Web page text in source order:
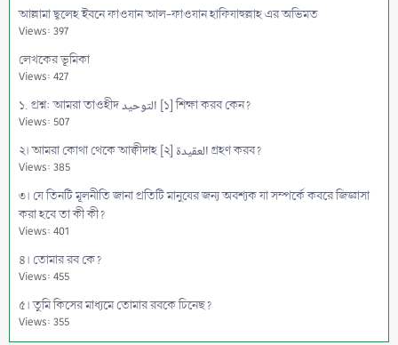
আল্লামা ছ্বলেহ ইবনে ফাওযান আল-ফাওযান হাফিযাহুল্লাহ এর অভিমত
Views: 397
লেখকের ভূমিকা
Views: 427
১. প্রশ্ন: আমরা তাওহীদ التوحيد [১] শিক্ষা করব কেন?
Views: 507
২। আমরা কোথা থেকে আক্বীদাহ [২] العقيدة গ্রহণ করব?
Views: 385
৩। যে তিনটি মূলনীতি জানা প্রতিটি মানুষের জন্য অবশ্যক যা সম্পর্কে কবরে জিজ্ঞাসা
করা হবে তা কী কী?
Views: 401
৪। তোমার রব কে?
Views: 455
৫। তুমি কিসের মাধ্যমে তোমার রবকে চিনেছ?
Views: 355